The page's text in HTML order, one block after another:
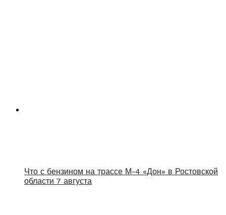
Что с бензином на трассе М-4 «Дон» в Ростовской
области 7 августа